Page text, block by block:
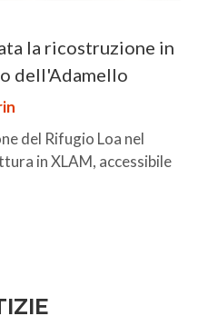
la ricostruzione in
dell'Adamello
del Rifugio Loa nel
in XLAM, accessibile